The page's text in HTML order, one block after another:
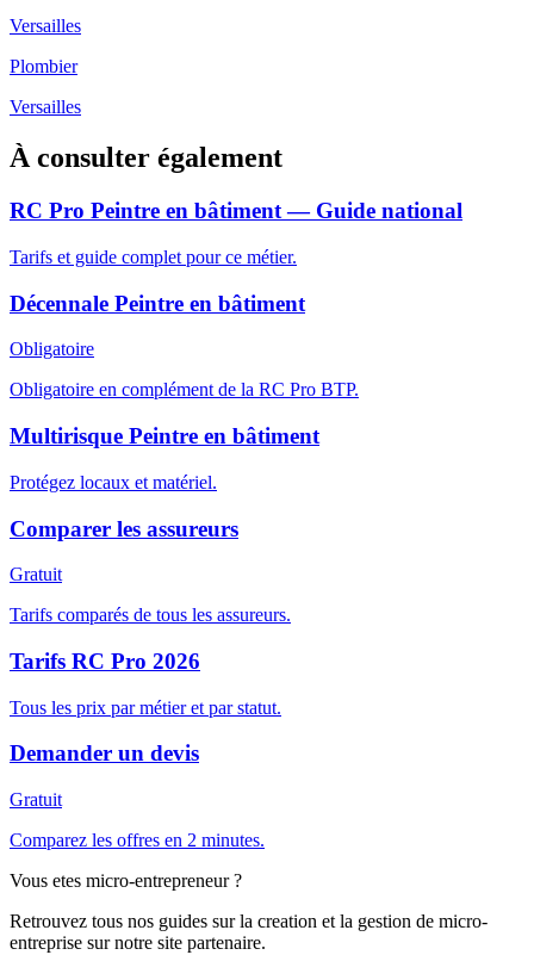
Versailles
Plombier
Versailles
À consulter également
RC Pro Peintre en bâtiment — Guide national
Tarifs et guide complet pour ce métier.
Décennale Peintre en bâtiment
Obligatoire
Obligatoire en complément de la RC Pro BTP.
Multirisque Peintre en bâtiment
Protégez locaux et matériel.
Comparer les assureurs
Gratuit
Tarifs comparés de tous les assureurs.
Tarifs RC Pro 2026
Tous les prix par métier et par statut.
Demander un devis
Gratuit
Comparez les offres en 2 minutes.
Vous etes micro-entrepreneur ?
Retrouvez tous nos guides sur la creation et la gestion de micro-
entreprise sur notre site partenaire.